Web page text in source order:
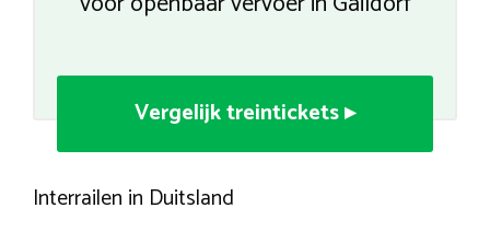
Vergelijk treintickets ▸
Interrailen in Duitsland